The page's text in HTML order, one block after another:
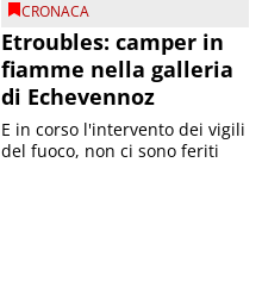
CRONACA
Etroubles: camper in
fiamme nella galleria
di Echevennoz
E in corso l'intervento dei vigili
del fuoco, non ci sono feriti